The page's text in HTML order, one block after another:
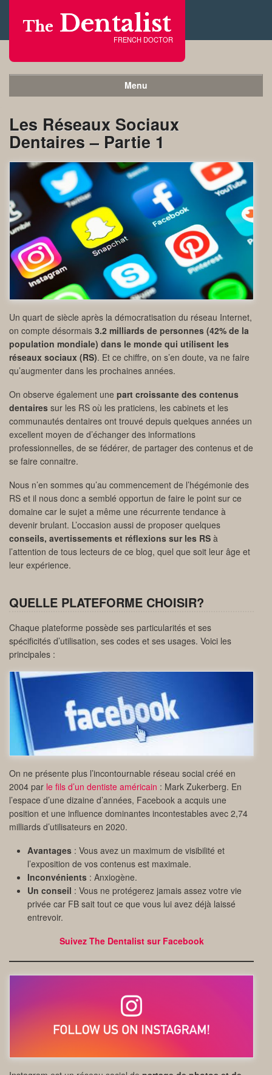
The Dentalist
FRENCH DOCTOR
Menu
Les Réseaux Sociaux
Dentaires – Partie 1
Un quart de siècle après la démocratisation du réseau Internet,
on compte désormais 3.2 milliards de personnes (42% de la
population mondiale) dans le monde qui utilisent les
réseaux sociaux (RS). Et ce chiffre, on s’en doute, va ne faire
qu’augmenter dans les prochaines années.
On observe également une part croissante des contenus
dentaires sur les RS où les praticiens, les cabinets et les
communautés dentaires ont trouvé depuis quelques années un
excellent moyen de d’échanger des informations
professionnelles, de se fédérer, de partager des contenus et de
se faire connaitre.
Nous n’en sommes qu’au commencement de l’hégémonie des
RS et il nous donc a semblé opportun de faire le point sur ce
domaine car le sujet a même une récurrente tendance à
devenir brulant. L’occasion aussi de proposer quelques
conseils, avertissements et réflexions sur les RS à
l’attention de tous lecteurs de ce blog, quel que soit leur âge et
leur expérience.
QUELLE PLATEFORME CHOISIR?
Chaque plateforme possède ses particularités et ses
spécificités d’utilisation, ses codes et ses usages. Voici les
principales :
On ne présente plus l’incontournable réseau social créé en
2004 par le fils d’un dentiste américain : Mark Zukerberg. En
l’espace d’une dizaine d’années, Facebook a acquis une
position et une influence dominantes incontestables avec 2,74
milliards d’utilisateurs en 2020.
Avantages : Vous avez un maximum de visibilité et
l’exposition de vos contenus est maximale.
Inconvénients : Anxiogène.
Un conseil : Vous ne protégerez jamais assez votre vie
privée car FB sait tout ce que vous lui avez déjà laissé
entrevoir.
Suivez The Dentalist sur Facebook